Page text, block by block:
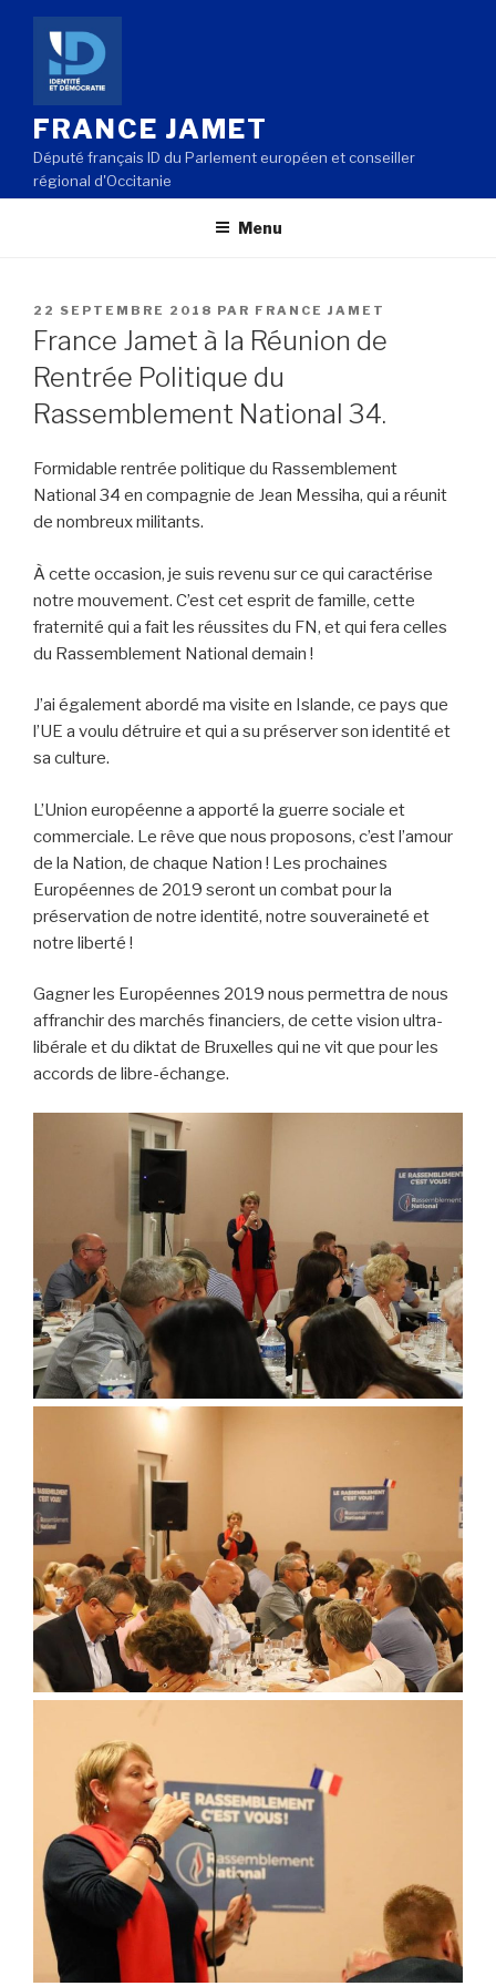
Aller
contenu
principal
FRANCE JAMET
Député français ID du Parlement européen et conseiller
régional d'Occitanie
Menu
PUBLIÉ
LE
22 SEPTEMBRE 2018 PAR FRANCE JAMET
France Jamet à la Réunion de
Rentrée Politique du
Rassemblement National 34.
Formidable rentrée politique du Rassemblement
National 34 en compagnie de Jean Messiha, qui a réunit
de nombreux militants.
À cette occasion, je suis revenu sur ce qui caractérise
notre mouvement. C’est cet esprit de famille, cette
fraternité qui a fait les réussites du FN, et qui fera celles
du Rassemblement National demain !
J’ai également abordé ma visite en Islande, ce pays que
l’UE a voulu détruire et qui a su préserver son identité et
sa culture.
L’Union européenne a apporté la guerre sociale et
commerciale. Le rêve que nous proposons, c’est l’amour
de la Nation, de chaque Nation ! Les prochaines
Européennes de 2019 seront un combat pour la
préservation de notre identité, notre souveraineté et
notre liberté !
Gagner les Européennes 2019 nous permettra de nous
affranchir des marchés financiers, de cette vision ultra-
libérale et du diktat de Bruxelles qui ne vit que pour les
accords de libre-échange.